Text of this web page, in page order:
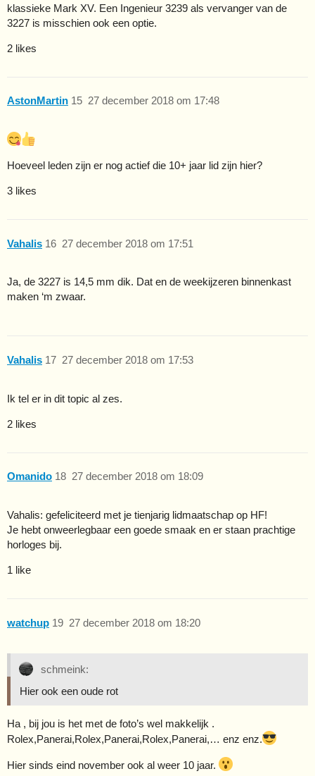
klassieke Mark XV. Een Ingenieur 3239 als vervanger van de
3227 is misschien ook een optie.
2 likes
AstonMartin 27 december 2018 om 17:48
15
Hoeveel leden zijn er nog actief die 10+ jaar lid zijn hier?
3 likes
Vahalis 27 december 2018 om 17:51
16
Ja, de 3227 is 14,5 mm dik. Dat en de weekijzeren binnenkast
maken ‘m zwaar.
Vahalis 27 december 2018 om 17:53
17
Ik tel er in dit topic al zes.
2 likes
Omanido 27 december 2018 om 18:09
18
Vahalis: gefeliciteerd met je tienjarig lidmaatschap op HF!
Je hebt onweerlegbaar een goede smaak en er staan prachtige
horloges bij.
1 like
watchup 27 december 2018 om 18:20
19
schmeink:
Hier ook een oude rot
Ha , bij jou is het met de foto’s wel makkelijk .
Rolex,Panerai,Rolex,Panerai,Rolex,Panerai,… enz enz.
Hier sinds eind november ook al weer 10 jaar.